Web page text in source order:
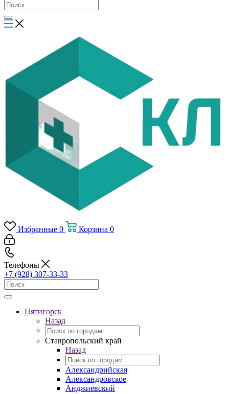
Избранные 0 Корзина 0
Телефоны
+7 (928) 307-33-33
Пятигорск
Назад
Ставропольский край
Назад
Александрийская
Александровское
Анджиевский